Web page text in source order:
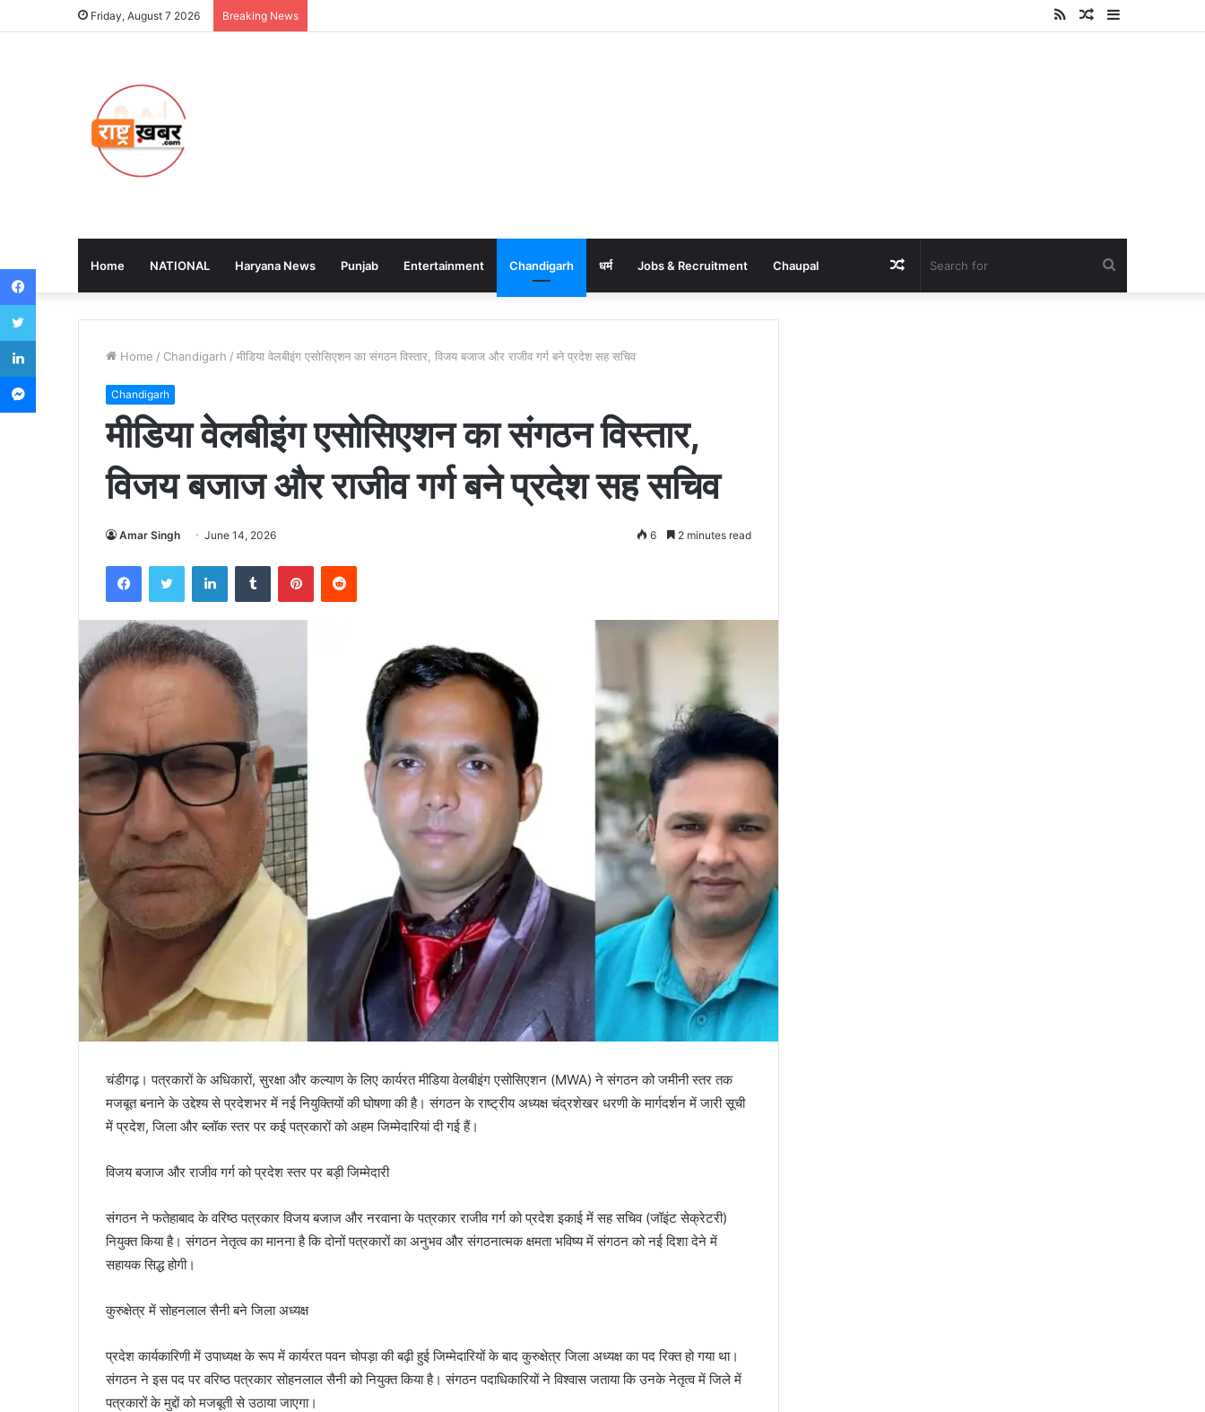
Friday, August 7 2026 Breaking News
Random
RSS
Home NATIONAL Haryana News Punjab Entertainment Chandigarh धर्म Jobs & Recruitment Chaupal Random
Home / Chandigarh / मीडिया वेलबीइंग एसोसिएशन का संगठन विस्तार, विजय बजाज और राजीव गर्ग बने प्रदेश सह सचिव
Chandigarh
मीडिया वेलबीइंग एसोसिएशन का संगठन विस्तार,
विजय बजाज और राजीव गर्ग बने प्रदेश सह सचिव
Amar Singh June 14, 2026 6 2 minutes read
चंडीगढ़। पत्रकारों के अधिकारों, सुरक्षा और कल्याण के लिए कार्यरत मीडिया वेलबीइंग एसोसिएशन (MWA) ने संगठन को जमीनी स्तर तक
मजबूत बनाने के उद्देश्य से प्रदेशभर में नई नियुक्तियों की घोषणा की है। संगठन के राष्ट्रीय अध्यक्ष चंद्रशेखर धरणी के मार्गदर्शन में जारी सूची
में प्रदेश, जिला और ब्लॉक स्तर पर कई पत्रकारों को अहम जिम्मेदारियां दी गई हैं।
विजय बजाज और राजीव गर्ग को प्रदेश स्तर पर बड़ी जिम्मेदारी
संगठन ने फतेहाबाद के वरिष्ठ पत्रकार विजय बजाज और नरवाना के पत्रकार राजीव गर्ग को प्रदेश इकाई में सह सचिव (जॉइंट सेक्रेटरी)
नियुक्त किया है। संगठन नेतृत्व का मानना है कि दोनों पत्रकारों का अनुभव और संगठनात्मक क्षमता भविष्य में संगठन को नई दिशा देने में
सहायक सिद्ध होगी।
कुरुक्षेत्र में सोहनलाल सैनी बने जिला अध्यक्ष
प्रदेश कार्यकारिणी में उपाध्यक्ष के रूप में कार्यरत पवन चोपड़ा की बढ़ी हुई जिम्मेदारियों के बाद कुरुक्षेत्र जिला अध्यक्ष का पद रिक्त हो गया था।
संगठन ने इस पद पर वरिष्ठ पत्रकार सोहनलाल सैनी को नियुक्त किया है। संगठन पदाधिकारियों ने विश्वास जताया कि उनके नेतृत्व में जिले में
पत्रकारों के मुद्दों को मजबूती से उठाया जाएगा।